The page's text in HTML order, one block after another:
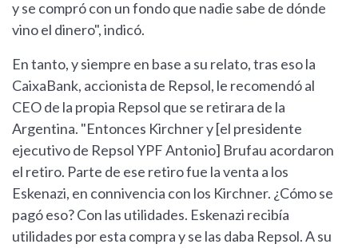
y se compró con un fondo que nadie sabe de dónde
vino el dinero", indicó.
En tanto, y siempre en base a su relato, tras eso la
CaixaBank, accionista de Repsol, le recomendó al
CEO de la propia Repsol que se retirara de la
Argentina. "Entonces Kirchner y [el presidente
ejecutivo de Repsol YPF Antonio] Brufau acordaron
el retiro. Parte de ese retiro fue la venta a los
Eskenazi, en connivencia con los Kirchner. ¿Cómo se
pagó eso? Con las utilidades. Eskenazi recibía
utilidades por esta compra y se las daba Repsol. A su